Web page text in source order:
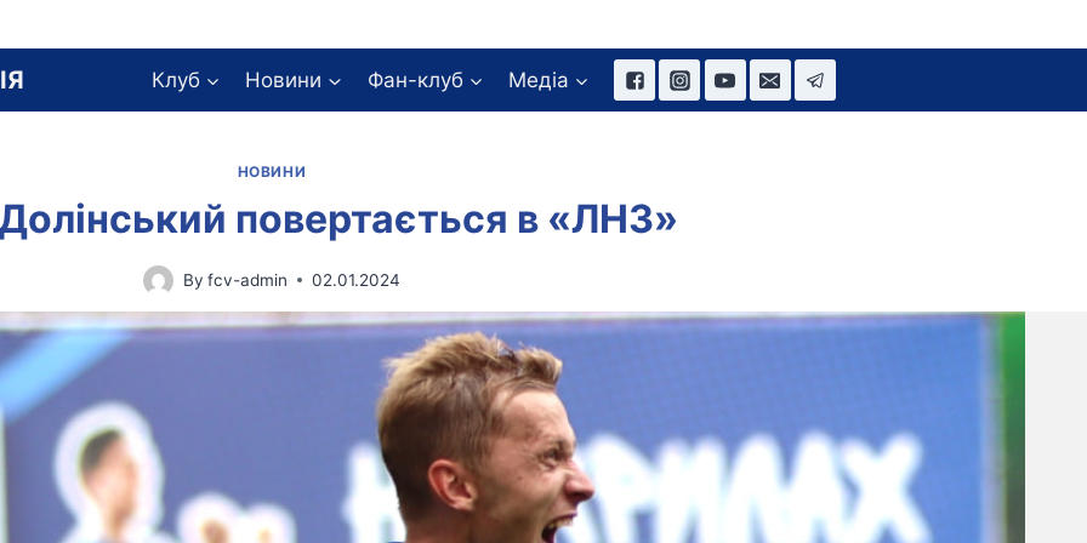
Клуб Новини Фан-клуб Медіа
НОВИНИ
повертається в «ЛНЗ»
By fcv-admin 02.01.2024